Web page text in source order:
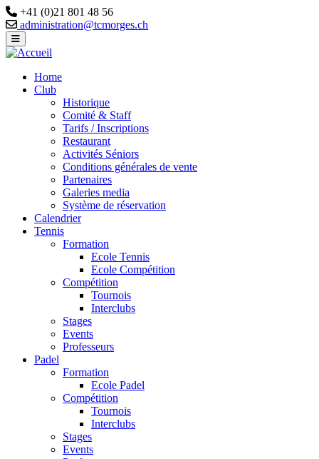
Téléphone
+41 (0)21 801 48 56
Email
administration@tcmorges.ch
Home
Club
Historique
Comité & Staff
Tarifs / Inscriptions
Restaurant
Activités Séniors
Conditions générales de vente
Partenaires
Galeries media
Système de réservation
Calendrier
Tennis
Formation
Ecole Tennis
Ecole Compétition
Compétition
Tournois
Interclubs
Stages
Events
Professeurs
Padel
Formation
Ecole Padel
Compétition
Tournois
Interclubs
Stages
Events